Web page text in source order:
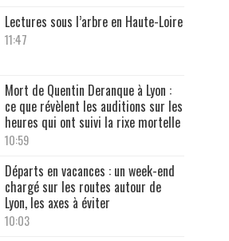
Lectures sous l’arbre en Haute-Loire
11:47
Mort de Quentin Deranque à Lyon :
ce que révèlent les auditions sur les
heures qui ont suivi la rixe mortelle
10:59
Départs en vacances : un week-end
chargé sur les routes autour de
Lyon, les axes à éviter
10:03